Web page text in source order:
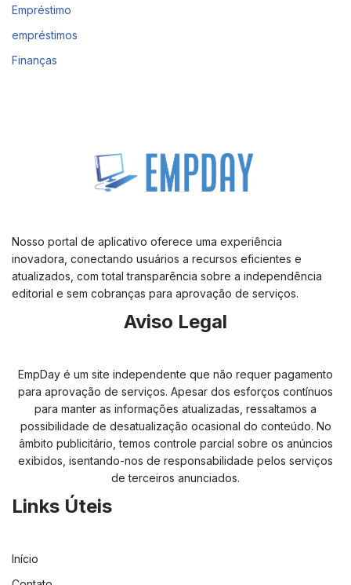
Empréstimo
empréstimos
Finanças
Nosso portal de aplicativo oferece uma experiência
inovadora, conectando usuários a recursos eficientes e
atualizados, com total transparência sobre a independência
editorial e sem cobranças para aprovação de serviços.
Aviso Legal
EmpDay é um site independente que não requer pagamento
para aprovação de serviços. Apesar dos esforços contínuos
para manter as informações atualizadas, ressaltamos a
possibilidade de desatualização ocasional do conteúdo. No
âmbito publicitário, temos controle parcial sobre os anúncios
exibidos, isentando-nos de responsabilidade pelos serviços
de terceiros anunciados.
Links Úteis
Início